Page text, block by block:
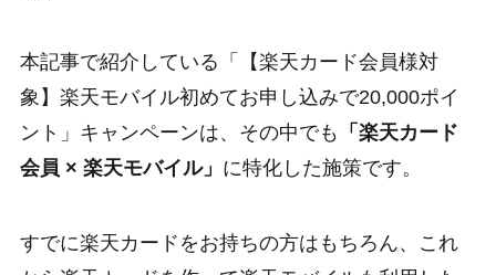
本記事で紹介している「【楽天カード会員様対
象】楽天モバイル初めてお申し込みで20,000ポイ
ント」キャンペーンは、その中でも
「楽天カード
会員 × 楽天モバイル」 に特化した施策です。
すでに楽天カードをお持ちの方はもちろん、これ